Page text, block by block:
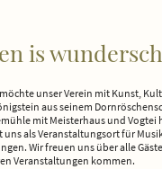
is
unser Verein mit Kunst,
aus seinem
mit Meisterhaus und Vogtei
uns als Veranstaltungsort für
Wir freuen uns über alle
Veranstaltungen kommen.